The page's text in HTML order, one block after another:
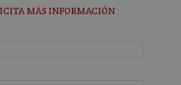
MÁS INFORMACIÓN